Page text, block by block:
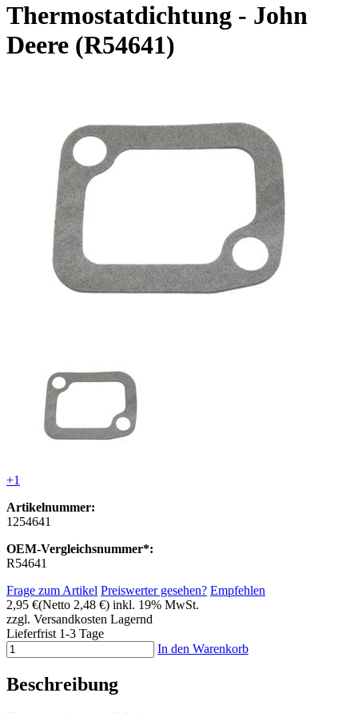
Thermostatdichtung - John
Deere (R54641)
+1
Artikelnummer:
1254641
OEM-Vergleichsnummer*:
R54641
Frage zum Artikel Preiswerter gesehen? Empfehlen
2,95 €(Netto 2,48 €) inkl. 19% MwSt.
zzgl. Versandkosten Lagernd
Lieferfrist 1-3 Tage
In den Warenkorb
Beschreibung